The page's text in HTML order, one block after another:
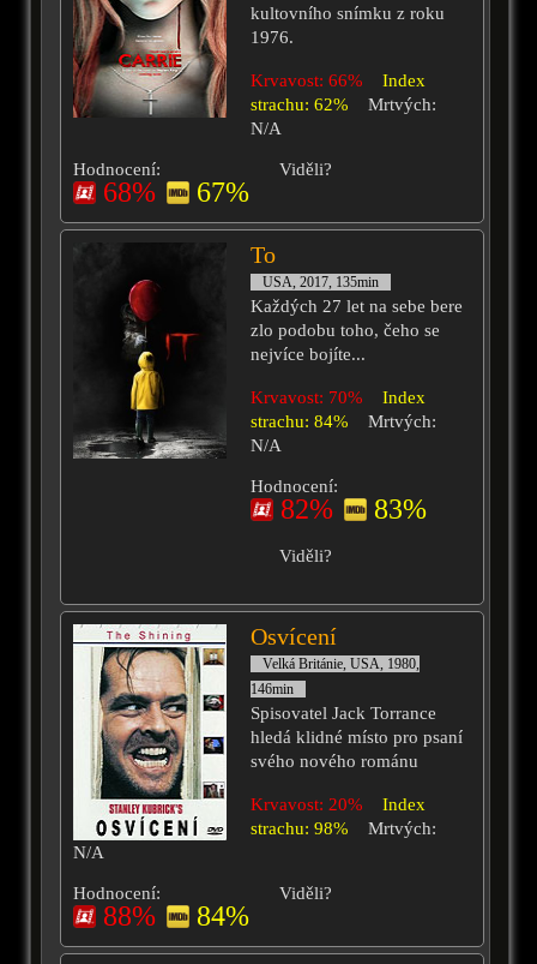
kultovního snímku z roku
1976.
Krvavost: 66%
Index
strachu: 62%
Mrtvých:
N/A
Hodnocení:
68% 67%
Viděli?
To
USA, 2017, 135min
Každých 27 let na sebe bere
zlo podobu toho, čeho se
nejvíce bojíte...
Krvavost: 70%
Index
strachu: 84%
Mrtvých:
N/A
Hodnocení:
82% 83%
Viděli?
Osvícení
Velká Británie, USA, 1980,
146min
Spisovatel Jack Torrance
hledá klidné místo pro psaní
svého nového románu
Krvavost: 20%
Index
strachu: 98%
Mrtvých:
N/A
Hodnocení:
88% 84%
Viděli?